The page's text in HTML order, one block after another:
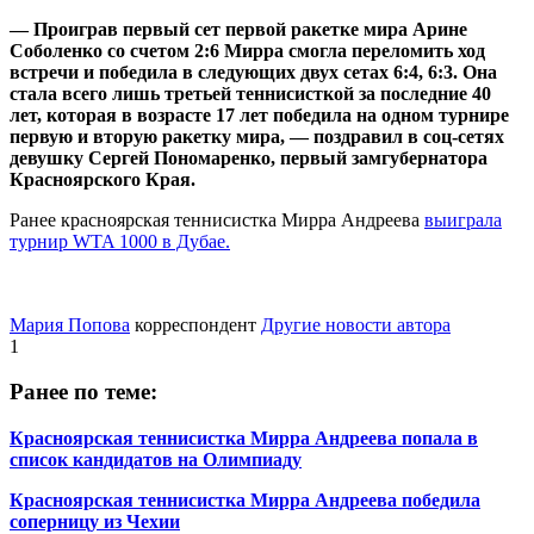
— Проиграв первый сет первой ракетке мира Арине
Соболенко со счетом 2:6 Мирра смогла переломить ход
встречи и победила в следующих двух сетах 6:4, 6:3. Она
стала всего лишь третьей теннисисткой за последние 40
лет, которая в возрасте 17 лет победила на одном турнире
первую и вторую ракетку мира, — поздравил в соц-сетях
девушку Сергей Пономаренко, первый замгубернатора
Красноярского Края.
Ранее красноярская теннисистка Мирра Андреева выиграла
турнир WTA 1000 в Дубае.
Мария Попова корреспондент Другие новости автора
1
Ранее по теме:
Красноярская теннисистка Мирра Андреева попала в
список кандидатов на Олимпиаду
Красноярская теннисистка Мирра Андреева победила
соперницу из Чехии